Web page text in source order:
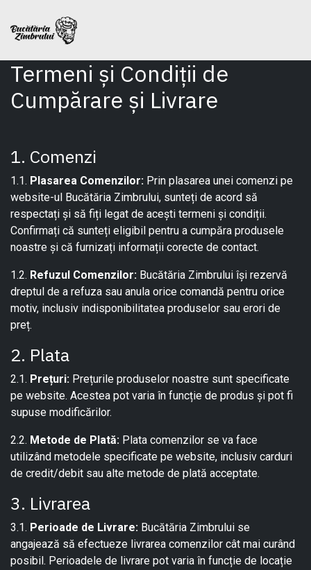
Termeni și Condiții de
Cumpărare și Livrare
1. Comenzi
1.1. Plasarea Comenzilor: Prin plasarea unei comenzi pe
website-ul Bucătăria Zimbrului, sunteți de acord să
respectați și să fiți legat de acești termeni și condiții.
Confirmați că sunteți eligibil pentru a cumpăra produsele
noastre și că furnizați informații corecte de contact.
1.2. Refuzul Comenzilor: Bucătăria Zimbrului își rezervă
dreptul de a refuza sau anula orice comandă pentru orice
motiv, inclusiv indisponibilitatea produselor sau erori de
preț.
2. Plata
2.1. Prețuri: Prețurile produselor noastre sunt specificate
pe website. Acestea pot varia în funcție de produs și pot fi
supuse modificărilor.
2.2. Metode de Plată: Plata comenzilor se va face
utilizând metodele specificate pe website, inclusiv carduri
de credit/debit sau alte metode de plată acceptate.
3. Livrarea
3.1. Perioade de Livrare: Bucătăria Zimbrului se
angajează să efectueze livrarea comenzilor cât mai curând
posibil. Perioadele de livrare pot varia în funcție de locație